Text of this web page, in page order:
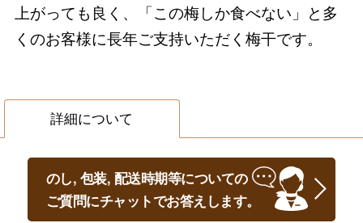
上がっても良く、「この梅しか食べない」と多
くのお客様に長年ご支持いただく梅干です。
詳細について
のし, 包装, 配送時期等についての
ご質問にチャットでお答えします。